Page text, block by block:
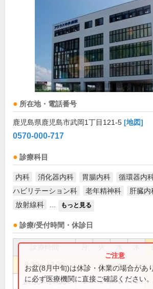
所在地・電話番号
鹿児島県鹿児島市武岡1丁目121-5 [地図]
0570-000-717
診療科目
内科 消化器内科 胃腸内科 循環器内
ハビリテーション科
老年精神科 肝臓内
放射線科
もっと見る
診療/受付時間・休診日
8:30～12:30 ● ● ● ●
14:30～17:30 ● ● ● ●
お盆(8月中旬)は休診・休業の場合があ
に必ず医療機関に直接ご確認ください。